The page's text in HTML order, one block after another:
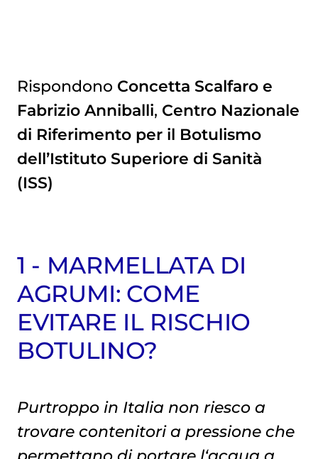
Rispondono Concetta Scalfaro e
Fabrizio Anniballi, Centro Nazionale
di Riferimento per il Botulismo
dell’Istituto Superiore di Sanità
(ISS)
1 - MARMELLATA DI
AGRUMI: COME
EVITARE IL RISCHIO
BOTULINO?
Purtroppo in Italia non riesco a
trovare contenitori a pressione che